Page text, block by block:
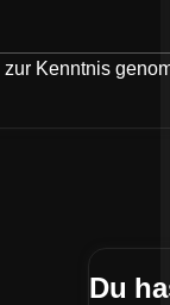
zur Kenntnis
Du